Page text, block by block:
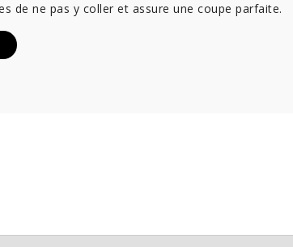
de ne pas y coller et assure une coupe parfaite.